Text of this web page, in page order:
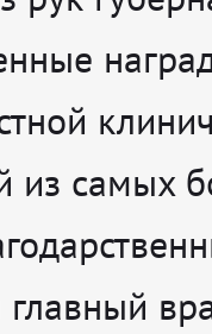
из самых